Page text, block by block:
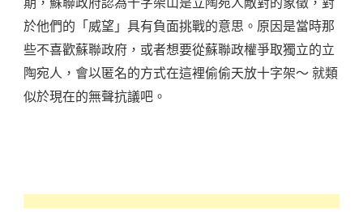
期，蘇聯政府認為十字架山是立陶宛人敵對的象徵，對
於他們的「威望」具有負面挑戰的意思。原因是當時那
些不喜歡蘇聯政府，或者想要從蘇聯政權爭取獨立的立
陶宛人，會以匿名的方式在這裡偷偷天放十字架～ 就類
似於現在的無聲抗議吧。